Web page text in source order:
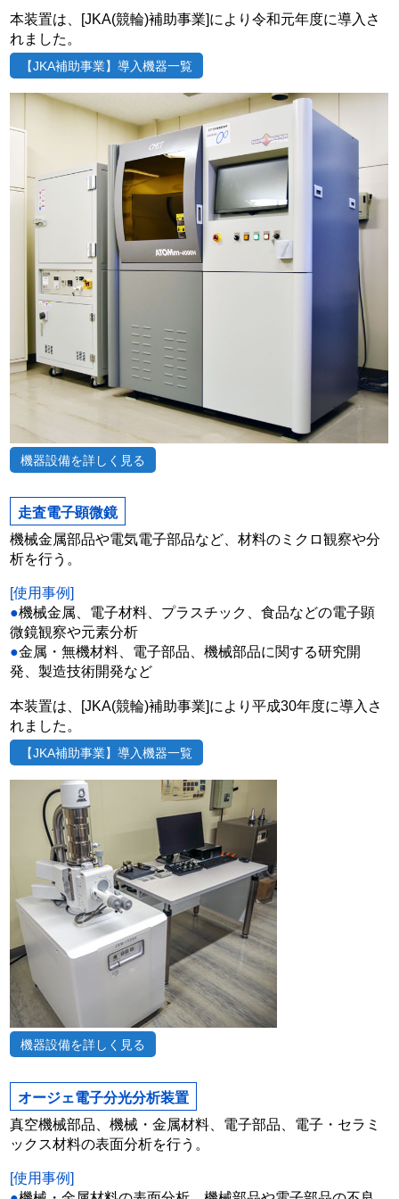
本装置は、[JKA(競輪)補助事業]により令和元年度に導入さ
れました。
【JKA補助事業】導入機器一覧
機器設備を詳しく見る
走査電子顕微鏡
機械金属部品や電気電子部品など、材料のミクロ観察や分
析を行う。
[使用事例]
●機械金属、電子材料、プラスチック、食品などの電子顕
微鏡観察や元素分析
●金属・無機材料、電子部品、機械部品に関する研究開
発、製造技術開発など
本装置は、[JKA(競輪)補助事業]により平成30年度に導入さ
れました。
【JKA補助事業】導入機器一覧
機器設備を詳しく見る
オージェ電子分光分析装置
真空機械部品、機械・金属材料、電子部品、電子・セラミ
ックス材料の表面分析を行う。
[使用事例]